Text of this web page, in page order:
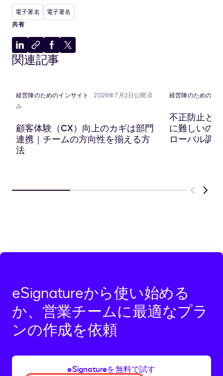
電子署名
電子署名
共有
LinkedIn
に
ク
リ
ボ
に
コ
ピ
Facebook
に
X
関連記事
経営陣のためのインサイト
2026年7月2日公開済
み
顧客体験（CX）向上のカギは部門
連携｜チームの方向性を揃える方
法
経営陣のためのイ
不正防止と
に難しいの
ローバル調
Previous
Next
eSignatureから使い始める
か、営業チームに最適なプラ
ンの作成を依頼
eSignatureを無料で試す